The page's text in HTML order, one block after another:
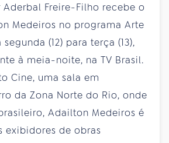
Aderbal Freire-Filho recebe o
Medeiros no programa Arte
(12) para terça (13),
à meia-noite, na TV Brasil.
Cine, uma sala em
da Zona Norte do Rio, onde
Adailton Medeiros é
exibidores de obras